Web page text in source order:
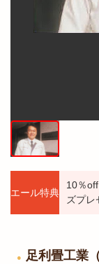
エール特典
10％
ズプレ
足利畳工業